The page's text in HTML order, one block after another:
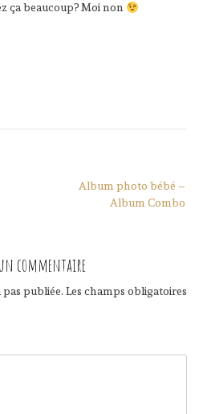
ça beaucoup? Moi non
Album photo bébé –
Album Combo
commentaire
pas publiée. Les champs obligatoires